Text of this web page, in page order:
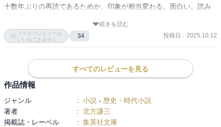
信じられないが、その信じられない作品の第一巻を今まさに読み終
えたのだ
『水滸伝』の何百人という登場人物全てに「魂」を入れたのか？
信じられない
信じられないが、それをやったから名作と称えられるのだろう
とんでもない作品を読み始めてしまったという震えがある
とんでもない作品に出会えた喜びがある
十数年ぶりの再読であるためか、印象が相当変わる。面白い。読み
これから全19巻、ゆっくり味わって読んでいこう、
と、楽しみがまた増えました・・・・
続きを読む
ブクログレビューは
いいねできません
34 投稿日 : 2025.10.12
すべてのレビューを見る
作品情報
ジャンル : 小説 - 歴史・時代小説
著者
: 北方謙三
掲載誌・レーベル
: 集英社文庫